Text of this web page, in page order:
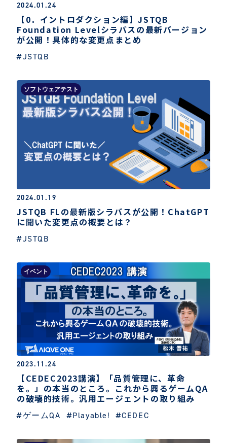
2024.01.24
【0．イントロダクション編】JSTQB
Foundation Levelシラバスの最新バージョン
が公開！具体的な変更点まとめ
#JSTQB
ソフトウェアテスト
2024.01.19
JSTQB FLの最新版シラバスが公開！ChatGPT
に聞いた変更点の概要とは？
#JSTQB
イベント
2023.11.24
【CEDEC2023講演】「品質管理に、革命
を。」の本当のところ。これから興るゲームQA
の破壊的技術。汎用エージェントの取り組み
#ゲームQA #Playable! #CEDEC